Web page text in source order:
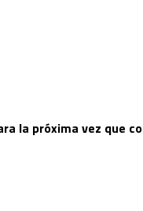
la próxima vez que